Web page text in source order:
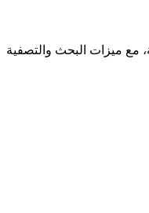
مع ميزات البحث والتصفية